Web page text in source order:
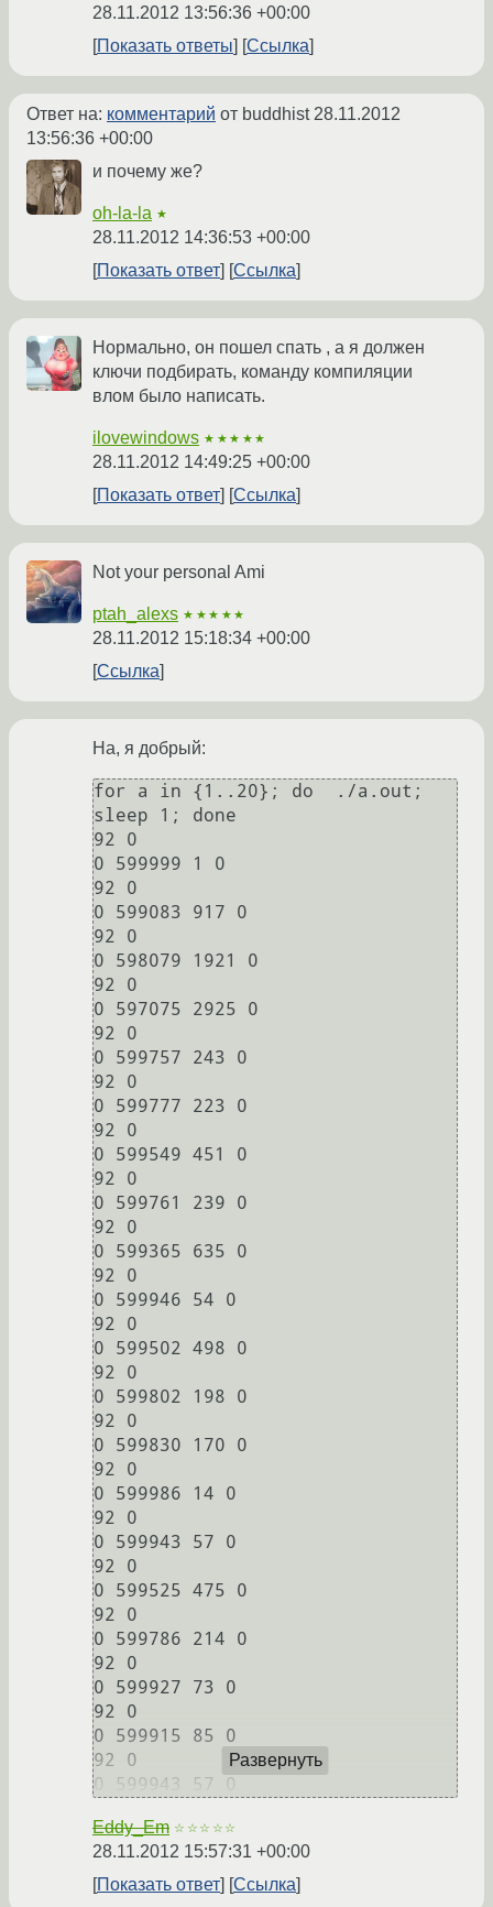
28.11.2012 13:56:36 +00:00
Показать ответы
Ссылка
Ответ на: комментарий от buddhist28.11.2012
13:56:36 +00:00
и почему же?
oh-la-la ★
28.11.2012 14:36:53 +00:00
Показать ответ
Ссылка
Нормально, он пошел спать , а я должен
ключи подбирать, команду компиляции
влом было написать.
ilovewindows ★★★★★
28.11.2012 14:49:25 +00:00
Показать ответ
Ссылка
Not your personal Ami
ptah_alexs ★★★★★
28.11.2012 15:18:34 +00:00
Ссылка
На, я добрый:
for a in {1..20}; do  ./a.out;
sleep 1; done
92 0
0 599999 1 0
92 0
0 599083 917 0
92 0
0 598079 1921 0
92 0
0 597075 2925 0
92 0
0 599757 243 0
92 0
0 599777 223 0
92 0
0 599549 451 0
92 0
0 599761 239 0
92 0
0 599365 635 0
92 0
0 599946 54 0
92 0
0 599502 498 0
92 0
0 599802 198 0
92 0
0 599830 170 0
92 0
0 599986 14 0
92 0
0 599943 57 0
92 0
0 599525 475 0
92 0
0 599786 214 0
92 0
0 599927 73 0
92 0
0 599915 85 0
92 0
Развернуть
Eddy_Em ☆☆☆☆☆
28.11.2012 15:57:31 +00:00
Показать ответ
Ссылка